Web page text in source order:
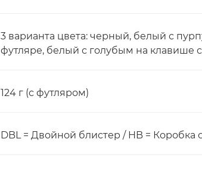
3 варианта цвета: черный, белый с
футляре, белый с голубым на клавише
124 г (с футляром)
DBL = Двойной блистер / HB = Коробка